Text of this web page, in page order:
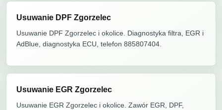
Usuwanie DPF Zgorzelec
Usuwanie DPF Zgorzelec i okolice. Diagnostyka filtra, EGR i
AdBlue, diagnostyka ECU, telefon 885807404.
Usuwanie EGR Zgorzelec
Usuwanie EGR Zgorzelec i okolice. Zawór EGR, DPF,